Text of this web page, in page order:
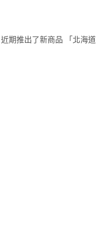
期推出了新商品 「北海道